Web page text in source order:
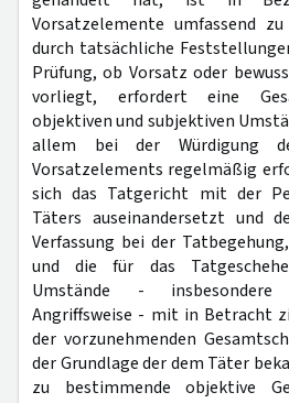
Vorsatzelemente umfassend
durch tatsächliche
Prüfung, ob Vorsatz oder
vorliegt, erfordert eine
objektiven und subjektiven
allem bei der Würdigung
Vorsatzelements regelmäßig
sich das Tatgericht mit der
Täters auseinandersetzt und
Verfassung bei der
und die für das
Umstände -
Angriffsweise - mit in Betracht
der vorzunehmenden
der Grundlage der dem Täter
zu bestimmende objektive